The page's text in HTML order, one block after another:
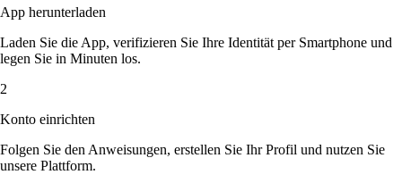
App herunterladen
Laden Sie die App, verifizieren Sie Ihre Identität per Smartphone und
legen Sie in Minuten los.
2
Konto einrichten
Folgen Sie den Anweisungen, erstellen Sie Ihr Profil und nutzen Sie
unsere Plattform.